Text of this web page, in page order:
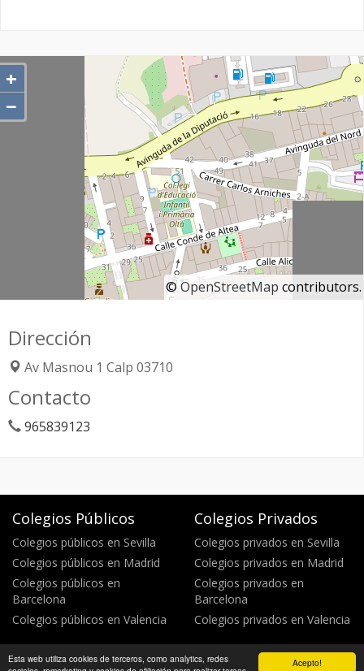
Acepto!
Esta web utiliza cookies de terceros, como analytics, redes
+
−
©OpenStreetMap contributors.
Dirección
Av Masnou 1 Calp 03710
Contacto
965839123
Colegios Públicos
Colegios públicos en Sevilla
Colegios públicos en Madrid
Colegios públicos en
Barcelona
Colegios públicos en Valencia
Colegios Privados
Colegios privados en Sevilla
Colegios privados en Madrid
Colegios privados en
Barcelona
Colegios privados en Valencia
Política de privacidad Política de cookies